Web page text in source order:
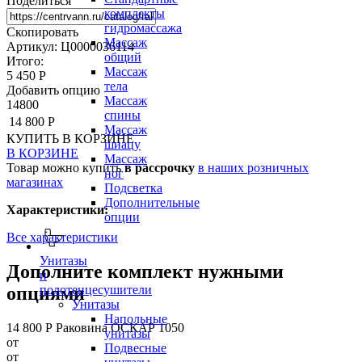
комплекты
гидромассажа
Массаж
общий
Массаж
тела
Массаж
спины
Массаж
шиацу
Массаж
ног
Подсветка
Дополнительные
опции
Унитазы
и
полотенцесушители
Унитазы
Напольные
унитазы
Подвесные
Скопировать
Артикул: Ц0000036114
Итого:
5 450 Р
Добавить опцию
14800
14 800 Р
КУПИТЬ В КОРЗИНЕ
В КОРЗИНЕ
Товар можно купитьв рассрочку в наших розничных
магазинах
Характеристики:
Все характеристики
Дополните комплект нужными
опциями
14 800 Р Раковина ОСКАР 1050
от
от